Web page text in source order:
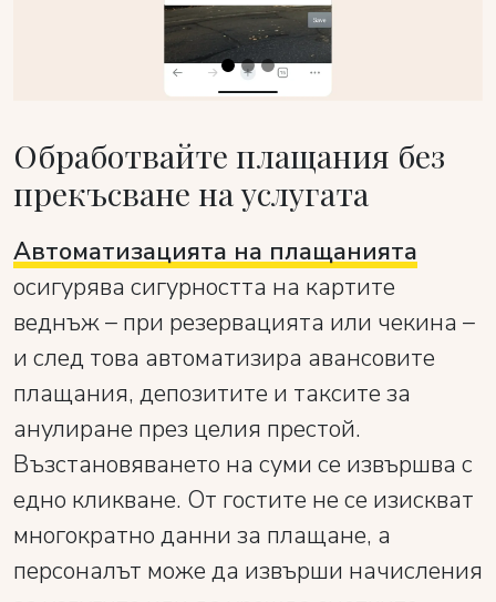
Обработвайте плащания без
прекъсване на услугата
Автоматизацията на плащанията
осигурява сигурността на картите
веднъж – при резервацията или чекина –
и след това автоматизира авансовите
плащания, депозитите и таксите за
анулиране през целия престой.
Възстановяването на суми се извършва с
едно кликване. От гостите не се изискват
многократно данни за плащане, а
персоналът може да извърши начисления